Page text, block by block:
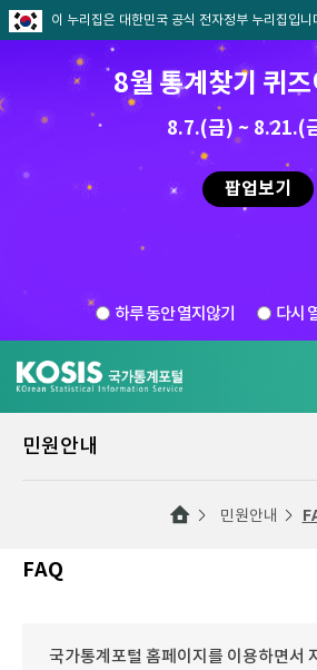
이 누리집은 대한민국 공식 전자정부 누리집입니
8월 통계찾기 퀴
8.7.(금) ~ 8.21.(
팝업보기
하루 동안 열지않기 다시
민원안내
민원안내
FAQ
국가통계포털 홈페이지를 이용하면서